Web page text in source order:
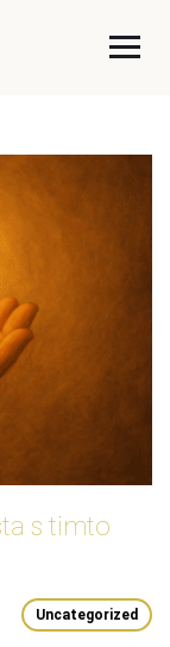
s timto
Uncategorized